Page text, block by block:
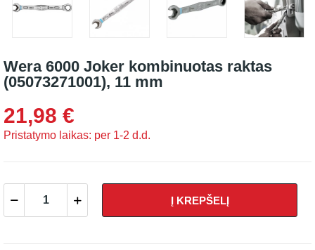
Wera 6000 Joker kombinuotas raktas
(05073271001), 11 mm
21,98 €
Pristatymo laikas: per 1-2 d.d.
Į KREPŠELĮ